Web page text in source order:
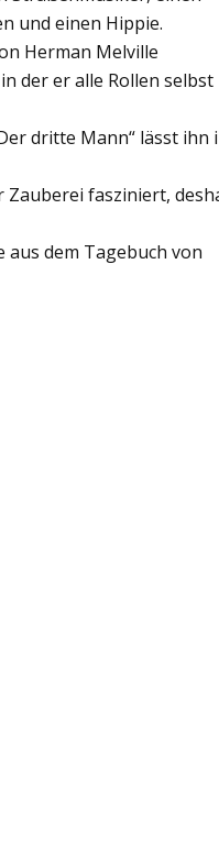
und einen Hippie.
Herman Melville
der er alle Rollen selbst
dritte Mann“ lässt ihn
Zauberei fasziniert,
aus dem Tagebuch von